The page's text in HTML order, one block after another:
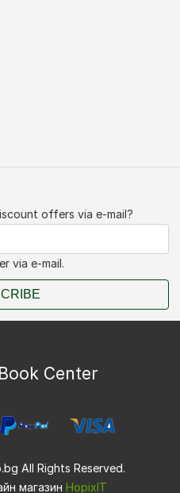
offers via e-mail?
via e-mail.
Center
All Rights Reserved.
магазин HopixIT